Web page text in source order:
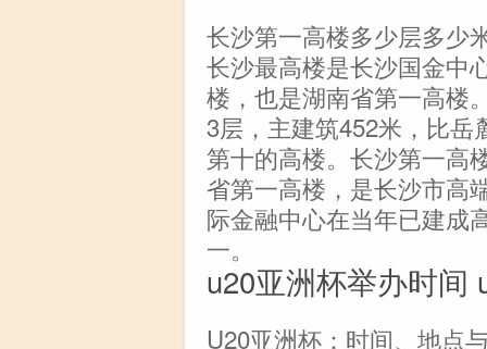
长沙第一高楼多少层多少
长沙最高楼是长沙国金中
楼，也是湖南省第一高楼
3层，主建筑452米，比岳
第十的高楼。长沙第一高
省第一高楼，是长沙市高
际金融中心在当年已建成
一。
u20亚洲杯举办时间
U20亚洲杯：时间、地点